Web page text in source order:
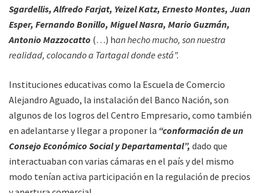
Sgardellis, Alfredo Farjat, Yeizel Katz, Ernesto Montes, Juan
Esper, Fernando Bonillo, Miguel Nasra, Mario Guzmán,
Antonio Mazzocatto (…) han hecho mucho, son nuestra
realidad, colocando a Tartagal donde está”.
Instituciones educativas como la Escuela de Comercio
Alejandro Aguado, la instalación del Banco Nación, son
algunos de los logros del Centro Empresario, como también
en adelantarse y llegar a proponer la “conformación de un
Consejo Económico Social y Departamental”, dado que
interactuaban con varias cámaras en el país y del mismo
modo tenían activa participación en la regulación de precios